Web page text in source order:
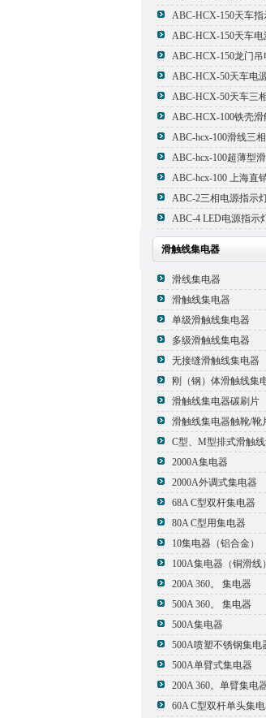
ABC-HCX-150天车指
ABC-HCX-150天车
ABC-HCX-150龙门
ABC-HCX-50天车电
ABC-2三相电源指示
ABC-4 LED电源指示
滑触线集电器
滑线集电器
滑触线集电器
单级滑触线集电器
多级滑触线集电器
无接缝滑触线集电器
刚（钢）体滑触线集
滑触线集电器碳刷片
滑触线集电器触靴/靴
C型、M型排式滑触
2000A集电器
2000A外调式集电器
68A C型双杆集电器
80A C型用集电器
10集电器（铝合金）
100A集电器（铜滑线）
200A 360。 集电器
500A 360。 集电器
500A集电器
500A喷塑不锈钢集电
500A单臂式集电器
200A 360。单臂集电
60A C型双杆单头集